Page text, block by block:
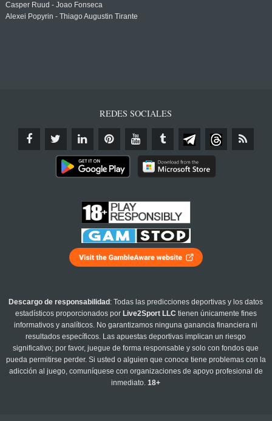
Casper Ruud - Joao Fonseca
Alexei Popyrin - Thiago Augustin Tirante
REDES SOCIALES
Descargo de responsabilidad : Todas las predicciones deportivas y los datos
estadísticos proporcionados por Live2Sport LLC tienen únicamente fines
informativos y analíticos. No garantizamos ninguna ganancia financiera ni
resultados específicos. Las apuestas deportivas implican un riesgo
significativo; por favor, juegue de forma responsable y solo con fondos que
pueda permitirse perder. Si usted o alguien que conoce tiene problemas con la
adicción al juego, comuníquese con organizaciones de apoyo profesional de
inmediato.18+